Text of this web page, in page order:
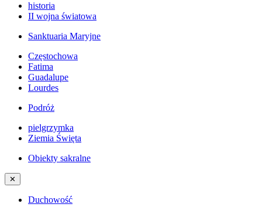
historia
II wojna światowa
Sanktuaria Maryjne
Częstochowa
Fatima
Guadalupe
Lourdes
Podróż
pielgrzymka
Ziemia Święta
Obiekty sakralne
✕
Duchowość